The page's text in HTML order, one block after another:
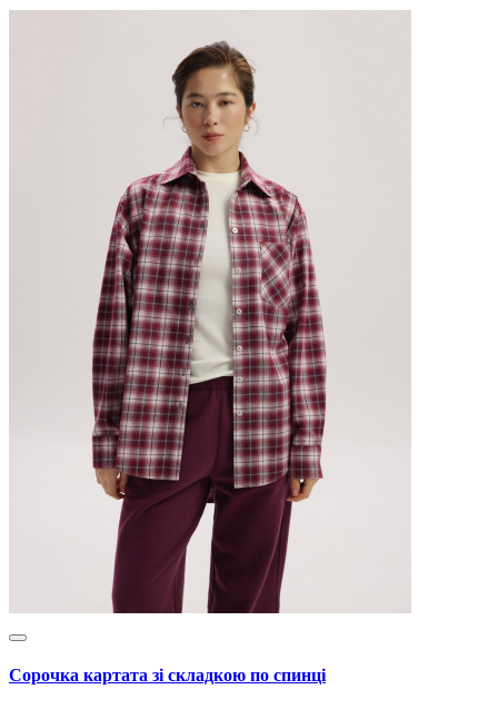
Сорочка картата зі складкою по спинці